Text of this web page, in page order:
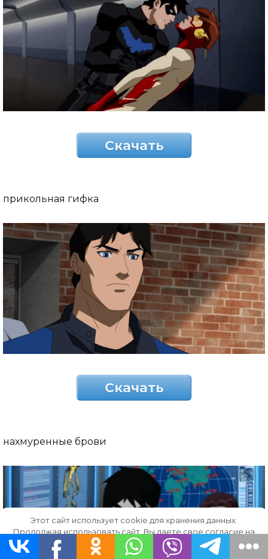
Скачать
прикольная гифка
Скачать
нахмуренные брови
Этот сайт использует cookie для хранения данных.
Продолжая использовать сайт, Вы даете свое согласие на
работу с этими файлами.
OK